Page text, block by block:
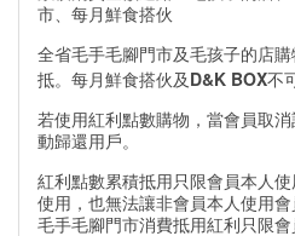
市、每月鮮食搭伙
全省毛手毛腳門市及毛孩子的店
抵。每月鮮食搭伙及 D&K BOX不
若使用紅利點數購物，當會員取
動歸還用戶。
紅利點數累積抵用只限會員本人
使用，也無法讓非會員本人使用
毛手毛腳門市消費抵用紅利只限